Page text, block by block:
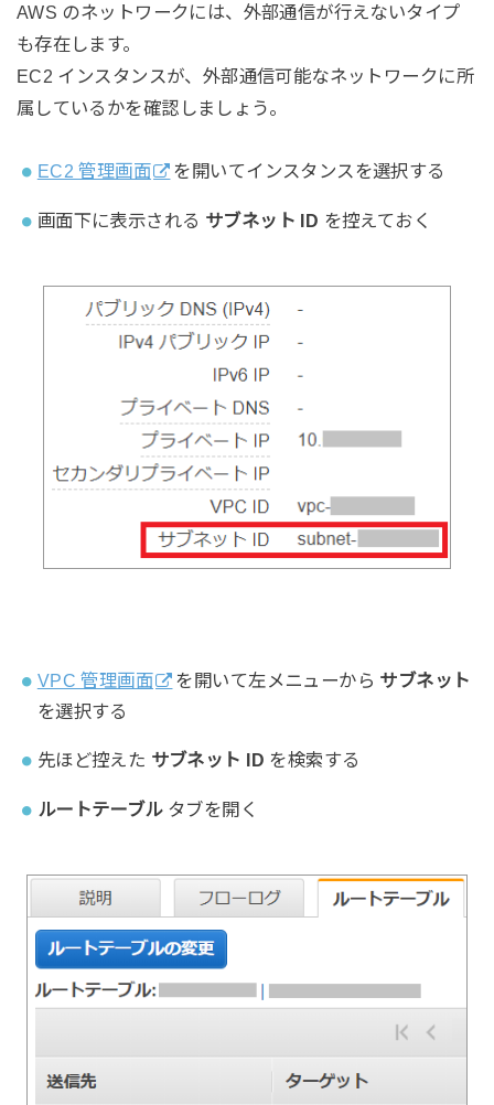
AWS のネットワークには、外部通信が行えないタイプ
も存在します。
EC2 インスタンスが、外部通信可能なネットワークに所
属しているかを確認しましょう。
EC2 管理画面 を開いてインスタンスを選択する
画面下に表示される サブネット ID を控えておく
VPC 管理画面 を開いて左メニューから サブネット
を選択する
先ほど控えた サブネット ID を検索する
ルートテーブルタブを開く